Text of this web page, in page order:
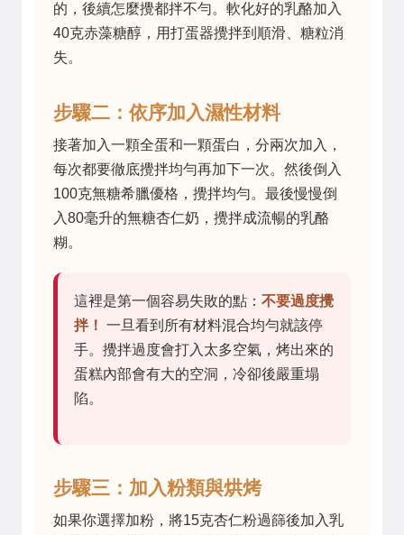
的，後續怎麼攪都拌不勻。軟化好的乳酪加入
40克赤藻糖醇，用打蛋器攪拌到順滑、糖粒消
失。
步驟二：依序加入濕性材料
接著加入一顆全蛋和一顆蛋白，分兩次加入，
每次都要徹底攪拌均勻再加下一次。然後倒入
100克無糖希臘優格，攪拌均勻。最後慢慢倒
入80毫升的無糖杏仁奶，攪拌成流暢的乳酪
糊。
這裡是第一個容易失敗的點： 不要過度攪
拌！ 一旦看到所有材料混合均勻就該停
手。攪拌過度會打入太多空氣，烤出來的
蛋糕內部會有大的空洞，冷卻後嚴重塌
陷。
步驟三：加入粉類與烘烤
如果你選擇加粉，將15克杏仁粉過篩後加入乳